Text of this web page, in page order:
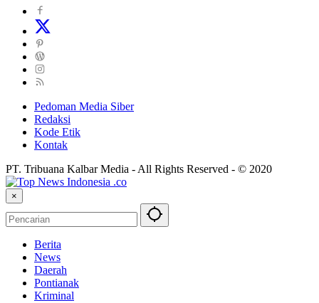
Pedoman Media Siber
Redaksi
Kode Etik
Kontak
PT. Tribuana Kalbar Media - All Rights Reserved - © 2020
×
Berita
News
Daerah
Pontianak
Kriminal